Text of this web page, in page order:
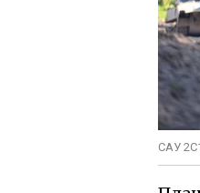
САУ